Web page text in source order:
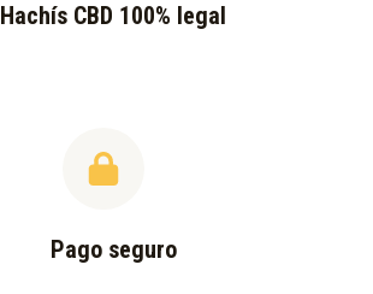
Hachís CBD 100% legal
Pago seguro